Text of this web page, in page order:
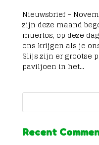
Nieuwsbrief –
zijn deze maand
muertos, op deze
ons krijgen als je
Slijs zijn er grootse
paviljoen in het...
Recent